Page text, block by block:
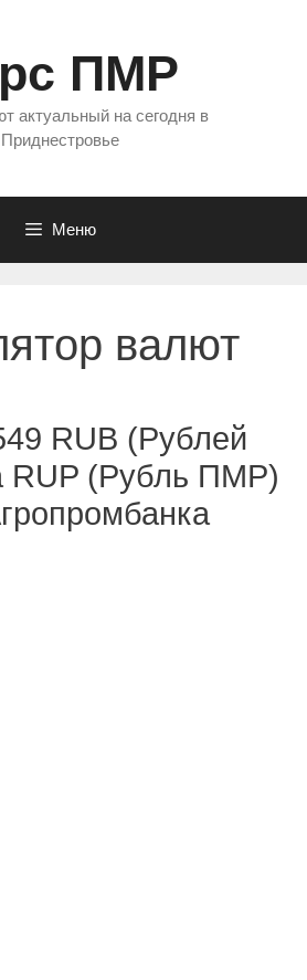
ПМР
актуальный на сегодня в
Приднестровье
Меню
валют
RUB (Рублей
RUP (Рубль ПМР)